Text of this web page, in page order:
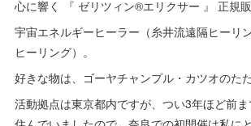
心に響く 『 ゼリツィン®エリクサー 』 正規販
宇宙エネルギーヒーラー（糸井流遠隔ヒーリ
ヒーリング）。
好きな物は、ゴーヤチャンプル・カツオのた
活動拠点は東京都内ですが、つい3年ほど前